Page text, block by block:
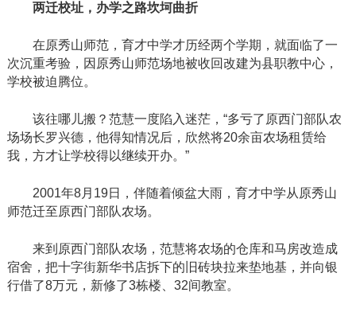
两迁校址，办学之路坎坷曲折
在原秀山师范，育才中学才历经两个学期，就面临了一
次沉重考验，因原秀山师范场地被收回改建为县职教中心，
学校被迫腾位。
该往哪儿搬？范慧一度陷入迷茫， “多亏了原西门部队农
场场长罗兴德，他得知情况后，欣然将20余亩农场租赁给
我，方才让学校得以继续开办。”
2001年8月19日，伴随着倾盆大雨，育才中学从原秀山
师范迁至原西门部队农场。
来到原西门部队农场，范慧将农场的仓库和马房改造成
宿舍，把十字街新华书店拆下的旧砖块拉来垫地基，并向银
行借了8万元，新修了3栋楼、32间教室。